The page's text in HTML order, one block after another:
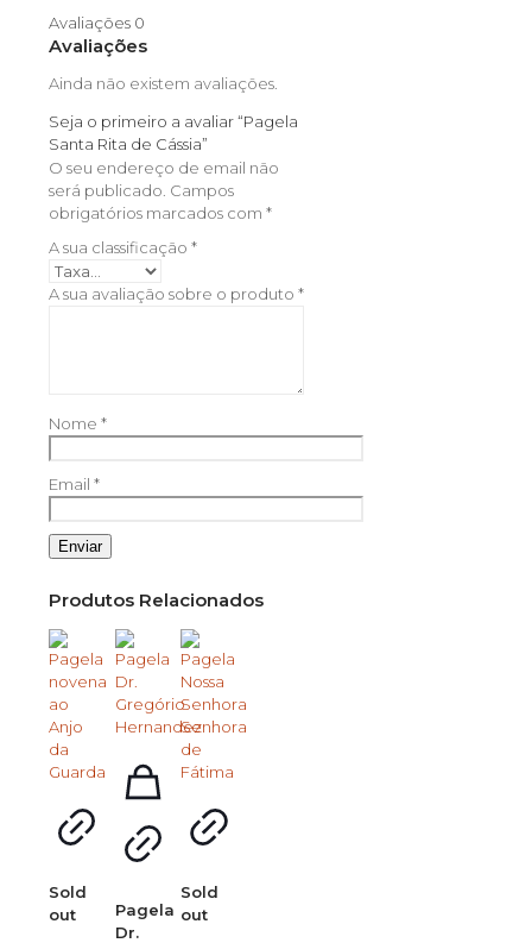
Avaliações 0
Avaliações
Ainda não existem avaliações.
Seja o primeiro a avaliar “Pagela
Santa Rita de Cássia”
O seu endereço de email não
será publicado. Campos
obrigatórios marcados com *
A sua classificação *
A sua avaliação sobre o produto *
Nome *
Email *
Produtos Relacionados
Sold
out
Pagela
Dr.
Sold
out